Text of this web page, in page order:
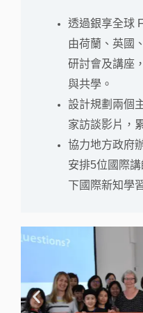
透過銀享全球
由荷蘭、英國
研討會及講座
與共學。
設計規劃兩個
家訪談影片，
協力地方政府
安排5位國際
下國際新知學
上